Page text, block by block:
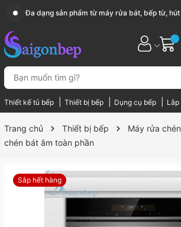
Sài Gòn Bếp chuyên thiết bị bếp, gia dụng
Thiết kế tủ bếp Thiết bị bếp Dụng cụ bếp
Trang chủ Thiết bị bếp Máy rửa
chén bát âm toàn phần
Sắp hết hàng